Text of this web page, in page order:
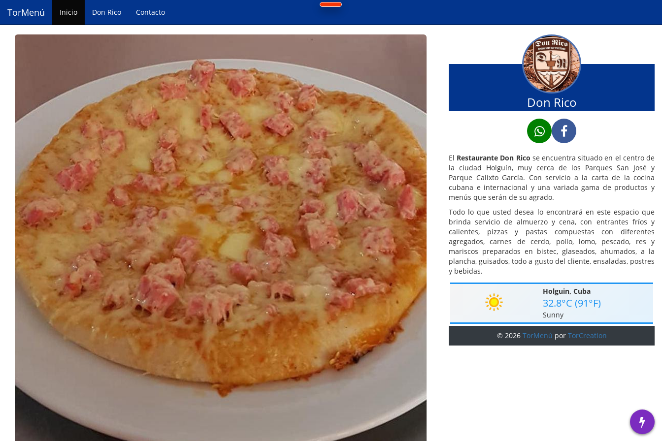
TorMenú Inicio Don Rico Contacto
Don Rico
El Restaurante Don Rico se encuentra situado en el centro de
la ciudad Holguín, muy cerca de los Parques San José y
Parque Calixto García. Con servicio a la carta de la cocina
cubana e internacional y una variada gama de productos y
menús que serán de su agrado.
Todo lo que usted desea lo encontrará en este espacio que
brinda servicio de almuerzo y cena, con entrantes fríos y
calientes, pizzas y pastas compuestas con diferentes
agregados, carnes de cerdo, pollo, lomo, pescado, res y
mariscos preparados en bistec, glaseados, ahumados, a la
plancha, guisados, todo a gusto del cliente, ensaladas, postres
y bebidas.
Holguin, Cuba
32.8°C (91°F)
Sunny
© 2026 TorMenú por TorCreation